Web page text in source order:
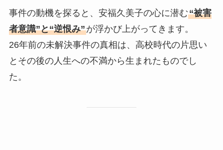
事件の動機を探ると、安福久美子の心に潜む“被害
者意識”と“逆恨み”が浮かび上がってきます。
26年前の未解決事件の真相は、高校時代の片思い
とその後の人生への不満から生まれたものでし
た。